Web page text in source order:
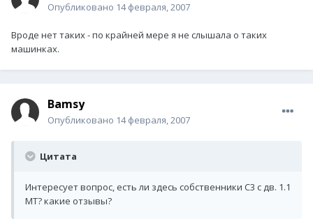
Опубликовано 14 февраля, 2007
Вроде нет таких - по крайней мере я не слышала о таких
машинках.
Bamsy
Опубликовано 14 февраля, 2007
Цитата
Интересует вопрос, есть ли здесь собственники С3 с дв. 1.1
МТ? какие отзывы?